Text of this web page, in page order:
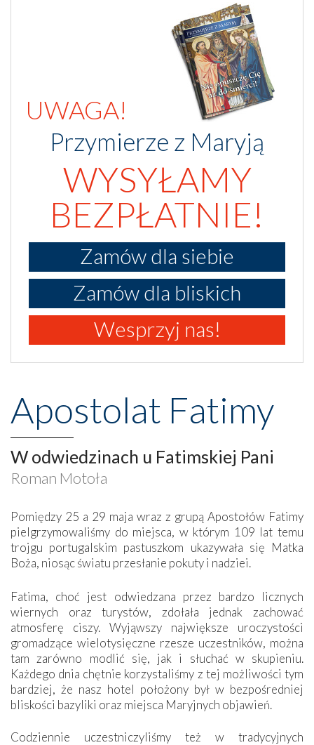
UWAGA!
Przymierze z Maryją
WYSYŁAMY
BEZPŁATNIE!
Zamów dla siebie
Zamów dla bliskich
Wesprzyj nas!
Apostolat Fatimy
W odwiedzinach u Fatimskiej Pani
Roman Motoła
Pomiędzy 25 a 29 maja wraz z grupą Apostołów Fatimy
pielgrzymowaliśmy do miejsca, w którym 109 lat temu
trojgu portugalskim pastuszkom ukazywała się Matka
Boża, niosąc światu przesłanie pokuty i nadziei.
Fatima, choć jest odwiedzana przez bardzo licznych
wiernych oraz turystów, zdołała jednak zachować
atmosferę ciszy. Wyjąwszy największe uroczystości
gromadzące wielotysięczne rzesze uczestników, można
tam zarówno modlić się, jak i słuchać w skupieniu.
Każdego dnia chętnie korzystaliśmy z tej możliwości tym
bardziej, że nasz hotel położony był w bezpośredniej
bliskości bazyliki oraz miejsca Maryjnych objawień.
Codziennie uczestniczyliśmy też w tradycyjnych